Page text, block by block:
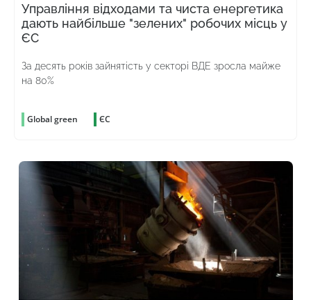
Управління відходами та чиста енергетика
дають найбільше "зелених" робочих місць у
ЄС
За десять років зайнятість у секторі ВДЕ зросла майже
на 80%
Global green ЄС